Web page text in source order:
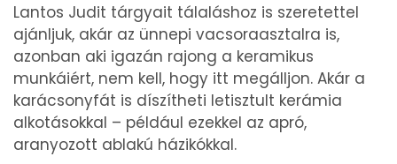
Lantos Judit tárgyait tálaláshoz is szeretettel
ajánljuk, akár az ünnepi vacsoraasztalra is,
azonban aki igazán rajong a keramikus
munkáiért, nem kell, hogy itt megálljon. Akár a
karácsonyfát is díszítheti letisztult kerámia
alkotásokkal – például ezekkel az apró,
aranyozott ablakú házikókkal.